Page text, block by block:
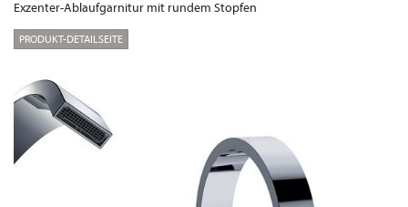
Exzenter-Ablaufgarnitur mit rundem Stopfen
PRODUKT-DETAILSEITE